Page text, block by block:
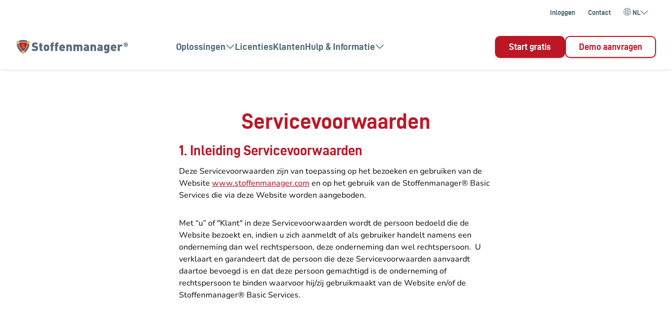
Inloggen Contact NL
Homepagina Oplossingen LicentiesKlantenHulp & Informatie Start gratis Demo aanvragen
Servicevoorwaarden
1. Inleiding Servicevoorwaarden
Deze Servicevoorwaarden zijn van toepassing op het bezoeken en gebruiken van de
Website www.stoffenmanager.com en op het gebruik van de Stoffenmanager® Basic
Services die via deze Website worden aangeboden.
Met “u” of "Klant" in deze Servicevoorwaarden wordt de persoon bedoeld die de
Website bezoekt en, indien u zich aanmeldt of als gebruiker handelt namens een
onderneming dan wel rechtspersoon, deze onderneming dan wel rechtspersoon. U
verklaart en garandeert dat de persoon die deze Servicevoorwaarden aanvaardt
daartoe bevoegd is en dat deze persoon gemachtigd is de onderneming of
rechtspersoon te binden waarvoor hij/zij gebruikmaakt van de Website en/of de
Stoffenmanager® Basic Services.